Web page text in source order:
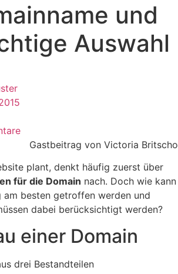
und
Auswahl
Gastbeitrag von Victoria Britscho
plant, denkt häufig zuerst über
für die Domain nach. Doch wie kann
am besten getroffen werden und
dabei berücksichtigt werden?
einer Domain
drei Bestandteilen